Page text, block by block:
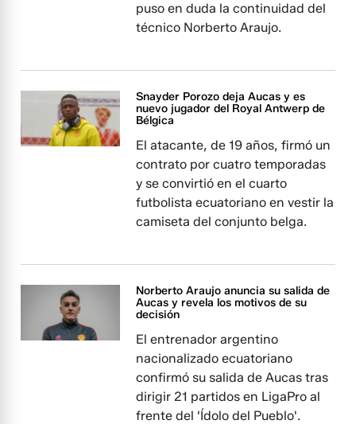
puso en duda la continuidad del
técnico Norberto Araujo.
Snayder Porozo deja Aucas y es
nuevo jugador del Royal Antwerp de
Bélgica
El atacante, de 19 años, firmó un
contrato por cuatro temporadas
y se convirtió en el cuarto
futbolista ecuatoriano en vestir la
camiseta del conjunto belga.
Norberto Araujo anuncia su salida de
Aucas y revela los motivos de su
decisión
El entrenador argentino
nacionalizado ecuatoriano
confirmó su salida de Aucas tras
dirigir 21 partidos en LigaPro al
frente del 'Ídolo del Pueblo'.